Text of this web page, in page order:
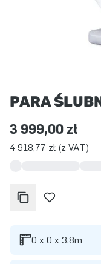
PARA
3 999,00 zł
4 918,77 zł (z VAT)
0 x 0 x 3.8m